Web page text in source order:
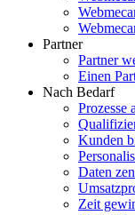
Partner
Partner
Einen
Nach Bedarf
Prozesse
Kunden
Daten
Zeit